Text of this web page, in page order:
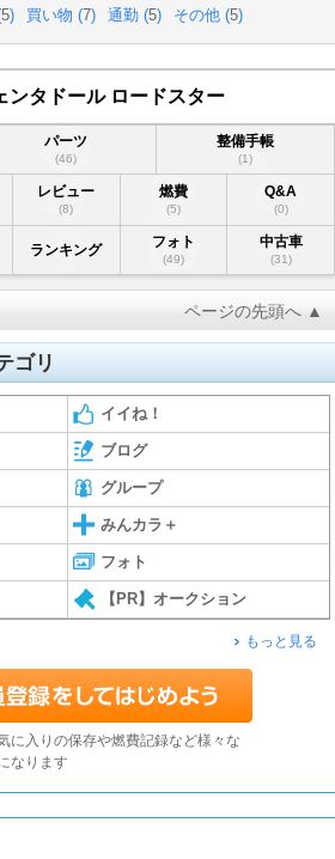
5) 買い物 (7) 通勤 (5) その他 (5)
ンタドール ロードスター
パーツ
(46)
整備手帳
(1)
レビュー
(8)
燃費
(5)
Q&A
(0)
ランキング フォト
(49)
中古車
(31)
ページの先頭へ ▲
ゴリ
イイね！
ブログ
グループ
みんカラ＋
フォト
【PR】オークション
もっと見る
に入りの保存や燃費記録など様々な
なります